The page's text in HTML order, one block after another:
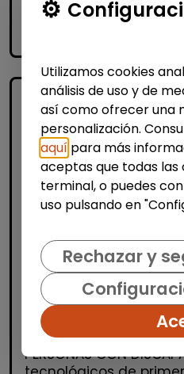
Informática y Tecnología
Administrador/a
discapacidad
FUNDACIÓN
¿Quiénes somos? En
trabajamos por la
PERSONAS CON
Utilizamos cookies
análisis de uso y de
así como ofrecer una
personalización.
aquí para más
aceptas que todas las
terminal, o puedes
uso pulsando en
Rechazar y